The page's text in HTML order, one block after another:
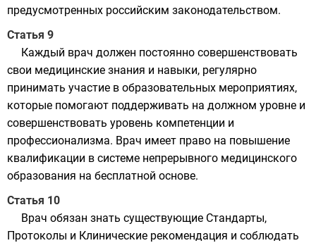
предусмотренных российским законодательством.
Статья 9
Каждый врач должен постоянно совершенствовать
свои медицинские знания и навыки, регулярно
принимать участие в образовательных мероприятиях,
которые помогают поддерживать на должном уровне и
совершенствовать уровень компетенции и
профессионализма. Врач имеет право на повышение
квалификации в системе непрерывного медицинского
образования на бесплатной основе.
Статья 10
Врач обязан знать существующие Стандарты,
Протоколы и Клинические рекомендация и соблюдать